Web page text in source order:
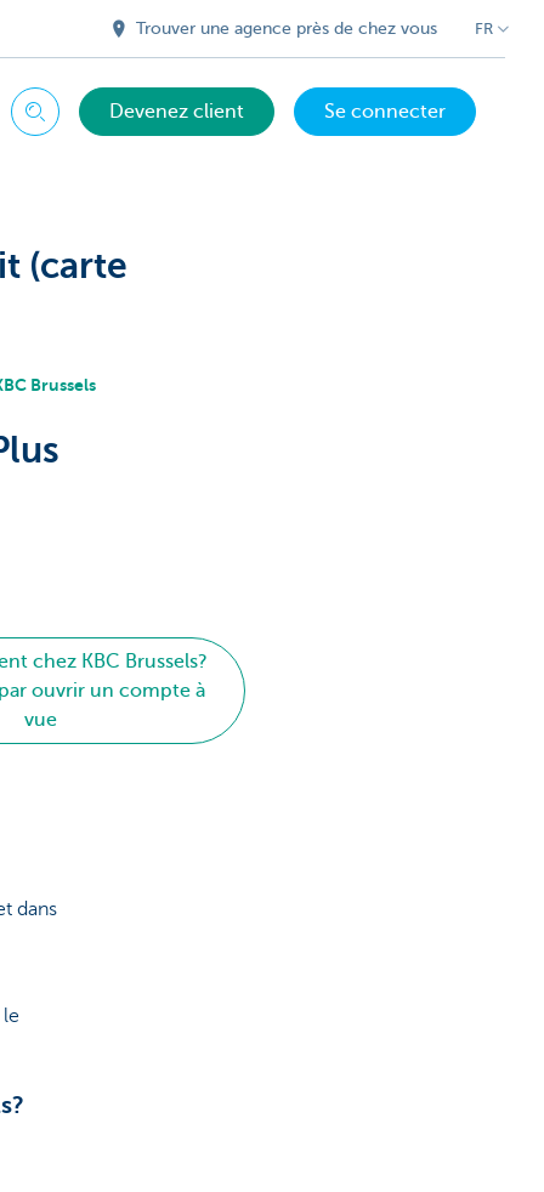
Trouver une agence près de chez vous FR
ChercherDevenez client Se connecter
(carte
Brussels
chez KBC Brussels?
ouvrir un compte à
vue
dans
le